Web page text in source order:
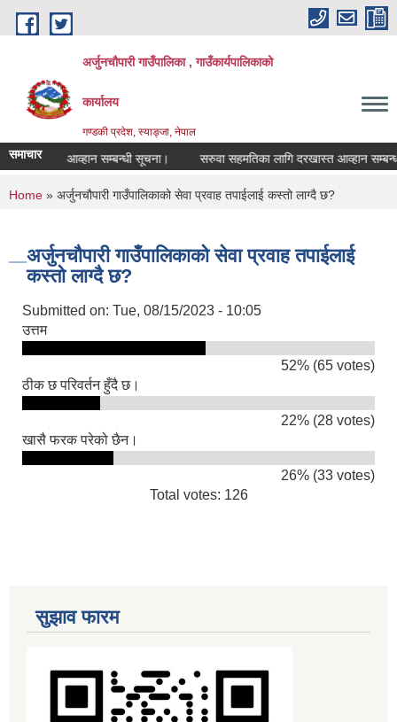
Skip to main content
अर्जुनचौपारी गाउँपालिका , गाउँकार्यपालिकाको
कार्यालय
गण्डकी प्रदेश, स्याङ्जा, नेपाल
समाचारआव्हान सम्बन्धी सूचना। सरुवा सहमतिका लागि दरखास्त आव्हान सम्बन्धमा
You are here
Home » अर्जुनचौपारी गाउँपालिकाको सेवा प्रवाह तपाईलाई कस्तो लाग्दै छ?
अर्जुनचौपारी गाउँपालिकाको सेवा प्रवाह तपाईलाई
कस्तो लाग्दै छ?
Submitted on: Tue, 08/15/2023 - 10:05
उत्तम
52% (65 votes)
ठीक छ परिवर्तन हुँदै छ।
22% (28 votes)
खासै फरक परेको छैन।
26% (33 votes)
Total votes: 126
सुझाव फारम